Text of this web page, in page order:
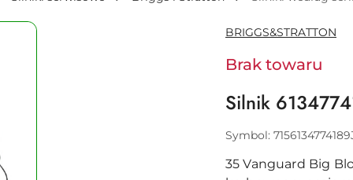
NAZWA
PRODUCENTA:
BRIGGS&STRATTON
Brak towaru
Silnik
Symbol:
35 Vanguard Big